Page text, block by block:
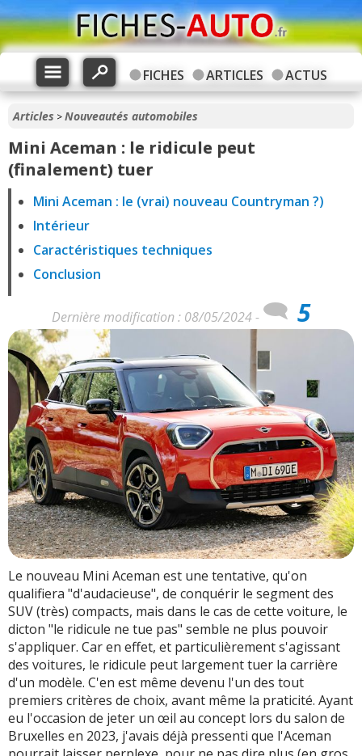
FICHES ARTICLES ACTUS
Articles >Nouveautés automobiles
Mini Aceman : le ridicule peut
(finalement) tuer
Mini Aceman : le (vrai) nouveau Countryman ?)
Intérieur
Caractéristiques techniques
Conclusion
Dernière modification : 08/05/2024 - 5
Le nouveau Mini Aceman est une tentative, qu'on
qualifiera "d'audacieuse", de conquérir le segment des
SUV (très) compacts, mais dans le cas de cette voiture, le
dicton "le ridicule ne tue pas" semble ne plus pouvoir
s'appliquer. Car en effet, et particulièrement s'agissant
des voitures, le ridicule peut largement tuer la carrière
d'un modèle. C'en est même devenu l'un des tout
premiers critères de choix, avant même la praticité. Ayant
eu l'occasion de jeter un œil au concept lors du salon de
Bruxelles en 2023, j'avais déjà pressenti que l'Aceman